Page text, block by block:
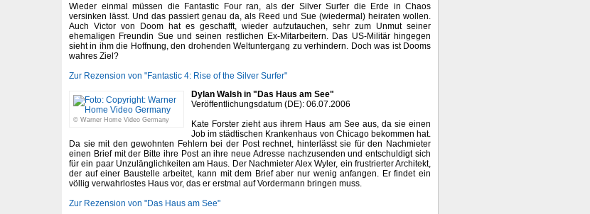
Wieder einmal müssen die Fantastic Four ran, als der Silver Surfer die Erde in Chaos
versinken lässt. Und das passiert genau da, als Reed und Sue (wiedermal) heiraten wollen.
Auch Victor von Doom hat es geschafft, wieder aufzutauchen, sehr zum Unmut seiner
ehemaligen Freundin Sue und seinen restlichen Ex-Mitarbeitern. Das US-Militär hingegen
sieht in ihm die Hoffnung, den drohenden Weltuntergang zu verhindern. Doch was ist Dooms
wahres Ziel?
Zur Rezension von "Fantastic 4: Rise of the Silver Surfer"
© Warner Home Video Germany
Dylan Walsh in "Das Haus am See"
Veröffentlichungsdatum (DE): 06.07.2006
Kate Forster zieht aus ihrem Haus am See aus, da sie einen
Job im städtischen Krankenhaus von Chicago bekommen hat.
Da sie mit den gewohnten Fehlern bei der Post rechnet, hinterlässt sie für den Nachmieter
einen Brief mit der Bitte ihre Post an ihre neue Adresse nachzusenden und entschuldigt sich
für ein paar Unzulänglichkeiten am Haus. Der Nachmieter Alex Wyler, ein frustrierter Architekt,
der auf einer Baustelle arbeitet, kann mit dem Brief aber nur wenig anfangen. Er findet ein
völlig verwahrlostes Haus vor, das er erstmal auf Vordermann bringen muss.
Zur Rezension von "Das Haus am See"